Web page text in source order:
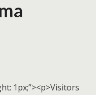
1px;”><p>Visitors